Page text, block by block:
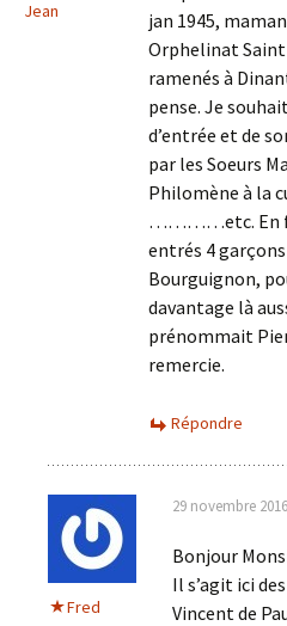
Jean
jan 1945,
Orphelinat Saint
ramenés à
pense. Je
d’entrée et de
par les Soeurs
Philomène à la
…………etc. En
entrés 4
Bourguignon,
davantage là
prénommait
remercie.
Répondre
Fred
29 novembre
Bonjour
Il s’agit ici
Vincent de